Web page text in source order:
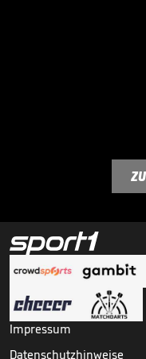
Impressum
Datenschutzhinweise